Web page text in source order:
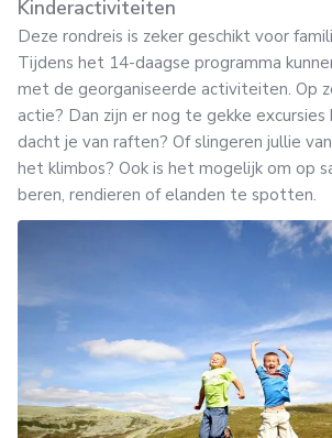
Kinderactiviteiten
Deze rondreis is zeker geschikt voor
Tijdens het 14-daagse programma
met de georganiseerde activiteiten. Op
actie? Dan zijn er nog te gekke
dacht je van raften? Of slingeren jullie
het klimbos? Ook is het mogelijk om op
beren, rendieren of elanden te spotten.